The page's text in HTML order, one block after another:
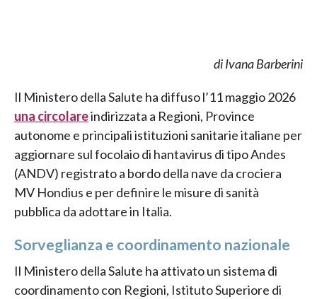
di Ivana Barberini
Il Ministero della Salute ha diffuso l’11 maggio 2026
una circolareindirizzata a Regioni, Province
autonome e principali istituzioni sanitarie italiane per
aggiornare sul focolaio di hantavirus di tipo Andes
(ANDV) registrato a bordo della nave da crociera
MV Hondius e per definire le misure di sanità
pubblica da adottare in Italia.
Sorveglianza e coordinamento nazionale
Il Ministero della Salute ha attivato un sistema di
coordinamento con Regioni, Istituto Superiore di